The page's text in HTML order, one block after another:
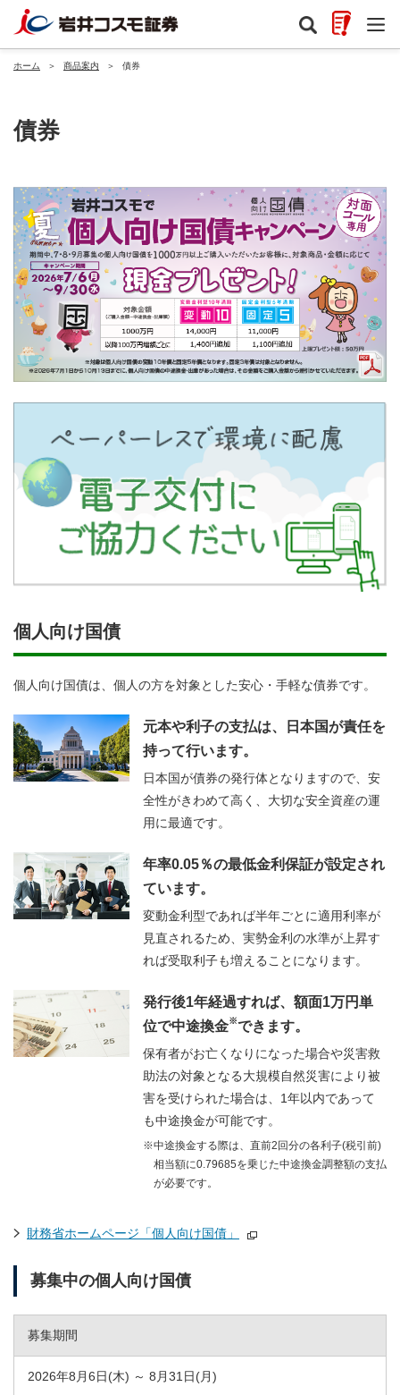
ホーム ＞ 商品案内 ＞ 債券
債券
個人向け国債
個人向け国債は、個人の方を対象とした安心・手軽な債券です。
元本や利子の支払は、日本国が責任を
持って行います。
日本国が債券の発行体となりますので、安
全性がきわめて高く、大切な安全資産の運
用に最適です。
年率0.05％の最低金利保証が設定され
ています。
変動金利型であれば半年ごとに適用利率が
見直されるため、実勢金利の水準が上昇す
れば受取利子も増えることになります。
発行後1年経過すれば、額面1万円単
位で中途換金※できます。
保有者がお亡くなりになった場合や災害救
助法の対象となる大規模自然災害により被
害を受けられた場合は、1年以内であって
も中途換金が可能です。
※中途換金する際は、直前2回分の各利子(税引前)
相当額に0.79685を乗じた中途換金調整額の支払
が必要です。
財務省ホームページ「個人向け国債」
募集中の個人向け国債
募集期間
2026年8月6日(木) ～ 8月31日(月)